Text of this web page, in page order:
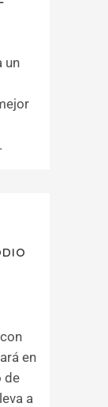
un
en
de
a